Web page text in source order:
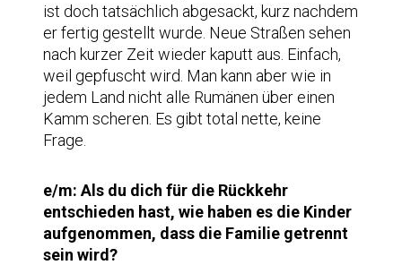
ist doch tatsächlich abgesackt, kurz nachdem
er fertig gestellt wurde. Neue Straßen sehen
nach kurzer Zeit wieder kaputt aus. Einfach,
weil gepfuscht wird. Man kann aber wie in
jedem Land nicht alle Rumänen über einen
Kamm scheren. Es gibt total nette, keine
Frage.
e/m: Als du dich für die Rückkehr
entschieden hast, wie haben es die Kinder
aufgenommen, dass die Familie getrennt
sein wird?